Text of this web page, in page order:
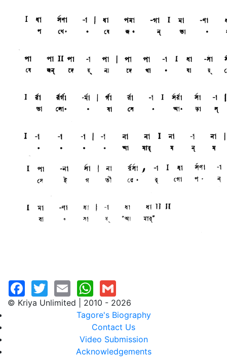
© Kriya Unlimited | 2010 - 2026
Tagore's Biography
Contact Us
Video Submission
Acknowledgements